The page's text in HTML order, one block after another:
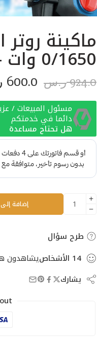
0/1650 وات –M3600B
924.0 ر.س 600.0
مسئول المبيعات /
دائما في خدمتكم
هل تحتاج مساعدة
إضافة
طرح سؤال
14 الأشخاصيشاهدون
يشارك